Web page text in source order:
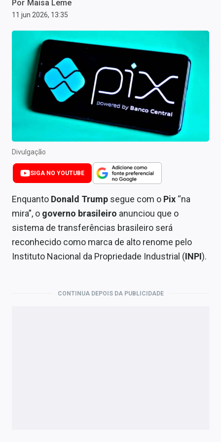
Newsletters
Cotações
Comprar ou vender?
Carteiras Recomendadas
Central de Dividendos
Central de Fundos Imobiliários
Renda Fixa
Finanças Pessoais
Mercados
Economia
Empresas
Por Maisa Leme
11 jun 2026, 13:35
Divulgação
SIGA NO YOUTUBE
Enquanto Donald Trump segue com o Pix “na
mira”, o governo brasileiro anunciou que o
sistema de transferências brasileiro será
reconhecido como marca de alto renome pelo
Instituto Nacional da Propriedade Industrial (INPI).
CONTINUA DEPOIS DA PUBLICIDADE